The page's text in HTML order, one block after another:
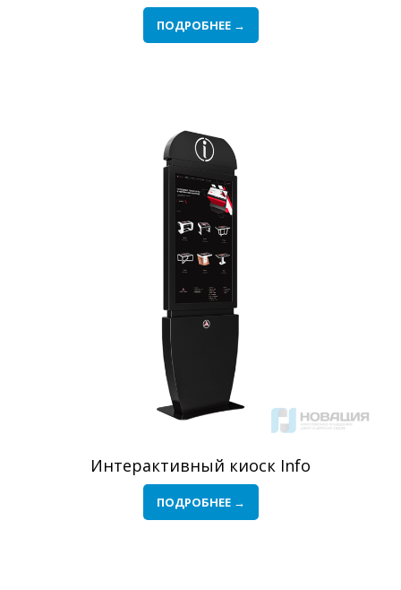
ПОДРОБНЕЕ →
Интерактивный киоск Info
ПОДРОБНЕЕ →